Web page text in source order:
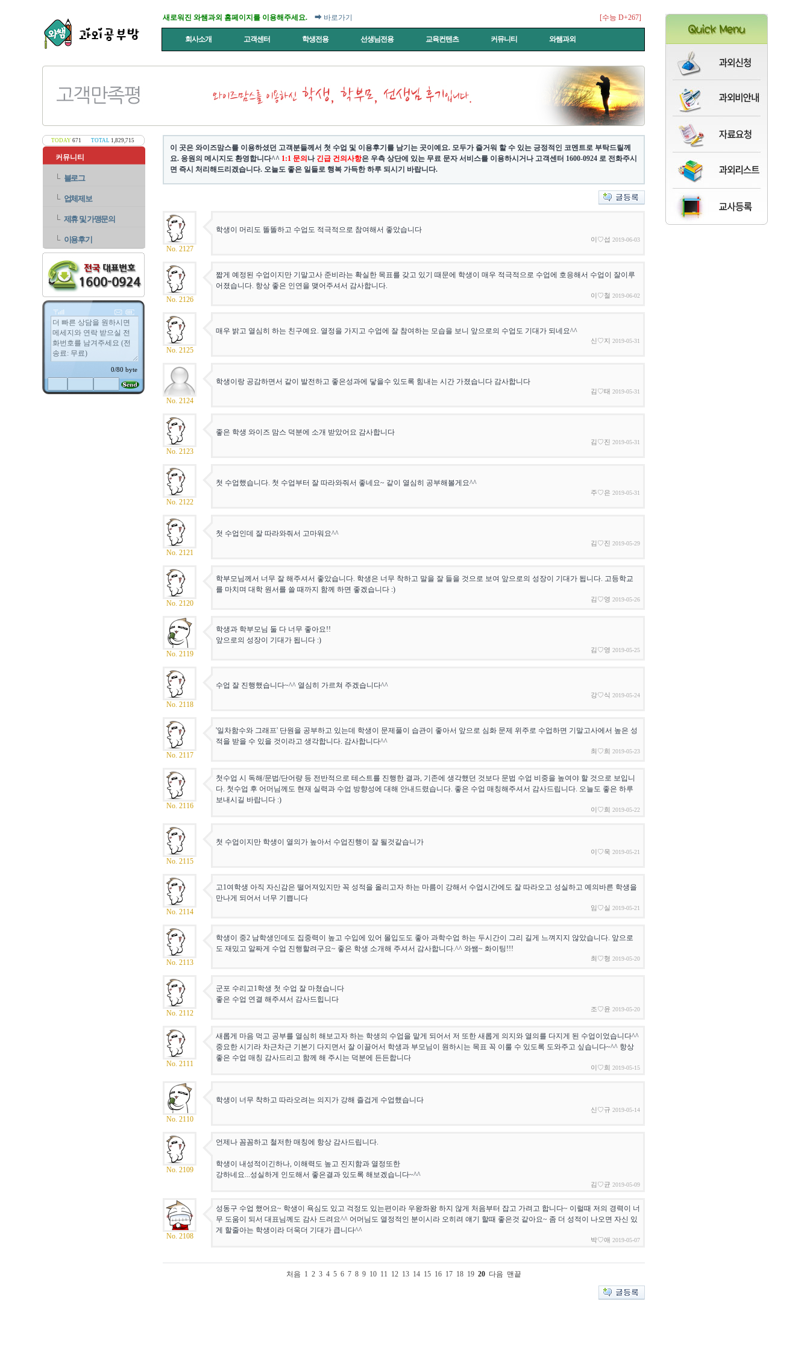
새로워진 와쌤과외 홈페이지를 이용해주세요. ➡ 바로가기 [수능 D+267]
회사소개 고객센터 학생전용 선생님전용 교육컨텐츠 커뮤니티 와쌤과외
이 곳은 와이즈맘스를 이용하셨던 고객분들께서 첫 수업 및 이용후기를 남기는 곳이예요. 모두가 즐거워 할 수 있는 긍정적인 코멘트로 부탁드릴께
요. 응원의 메시지도 환영합니다^^ 1:1 문의 나 긴급 건의사항은 우측 상단에 있는 무료 문자 서비스를 이용하시거나 고객센터 1600-0924 로 전화주시
면 즉시 처리해드리겠습니다. 오늘도 좋은 일들로 행복 가득한 하루 되시기 바랍니다.
No. 2127
학생이 머리도 똘똘하고 수업도 적극적으로 참여해서 좋았습니다
이♡섭 2019-06-03
No. 2126
짧게 예정된 수업이지만 기말고사 준비라는 확실한 목표를 갖고 있기 때문에 학생이 매우 적극적으로 수업에 호응해서 수업이 잘이루
어졌습니다. 항상 좋은 인연을 맺어주셔서 감사합니다.
이♡철 2019-06-02
No. 2125
매우 밝고 열심히 하는 친구예요. 열정을 가지고 수업에 잘 참여하는 모습을 보니 앞으로의 수업도 기대가 되네요^^
신♡지 2019-05-31
No. 2124
학생이랑 공감하면서 같이 발전하고 좋은성과에 닿을수 있도록 힘내는 시간 가졌습니다 감사합니다
김♡태 2019-05-31
No. 2123
좋은 학생 와이즈 맘스 덕분에 소개 받았어요 감사합니다
김♡진 2019-05-31
No. 2122
첫 수업했습니다. 첫 수업부터 잘 따라와줘서 좋네요~ 같이 열심히 공부해볼게요^^
주♡은 2019-05-31
No. 2121
첫 수업인데 잘 따라와줘서 고마워요^^
김♡진 2019-05-29
No. 2120
학부모님께서 너무 잘 해주셔서 좋았습니다. 학생은 너무 착하고 말을 잘 들을 것으로 보여 앞으로의 성장이 기대가 됩니다. 고등학교
를 마치며 대학 원서를 쓸 때까지 함께 하면 좋겠습니다 :)
김♡영 2019-05-26
No. 2119
학생과 학부모님 둘 다 너무 좋아요!!
앞으로의 성장이 기대가 됩니다 :)
김♡영 2019-05-25
No. 2118
수업 잘 진행했습니다~^^ 열심히 가르쳐 주겠습니다^^
강♡식 2019-05-24
No. 2117
'일차함수와 그래프' 단원을 공부하고 있는데 학생이 문제풀이 습관이 좋아서 앞으로 심화 문제 위주로 수업하면 기말고사에서 높은 성
적을 받을 수 있을 것이라고 생각합니다. 감사합니다^^
최♡희 2019-05-23
No. 2116
첫수업 시 독해/문법/단어량 등 전반적으로 테스트를 진행한 결과, 기존에 생각했던 것보다 문법 수업 비중을 높여야 할 것으로 보입니
다. 첫수업 후 어머님께도 현재 실력과 수업 방향성에 대해 안내드렸습니다. 좋은 수업 매칭해주셔서 감사드립니다. 오늘도 좋은 하루
보내시길 바랍니다 :)
이♡희 2019-05-22
No. 2115
첫 수업이지만 학생이 열의가 높아서 수업진행이 잘 될것같습니가
이♡욱 2019-05-21
No. 2114
고1여학생 아직 자신감은 떨어져있지만 꼭 성적을 올리고자 하는 마름이 강해서 수업시간에도 잘 따라오고 성실하고 예의바른 학생을
만나게 되어서 너무 기쁩니다
임♡실 2019-05-21
No. 2113
학생이 중2 남학생인데도 집중력이 높고 수입에 있어 몰입도도 좋아 과학수업 하는 두시간이 그리 길게 느껴지지 않았습니다. 앞으로
도 재밌고 알짜게 수업 진행할려구요~ 좋은 학생 소개해 주셔서 감사합니다.^^ 와쌤~ 화이팅!!!
최♡형 2019-05-20
No. 2112
군포 수리고1학생 첫 수업 잘 마쳤습니다
좋은 수업 연결 해주셔서 감사드힙니다
조♡윤 2019-05-20
No. 2111
새롭게 마음 먹고 공부를 열심히 해보고자 하는 학생의 수업을 맡게 되어서 저 또한 새롭게 의지와 열의를 다지게 된 수업이었습니다^^
중요한 시기라 차근차근 기본기 다지면서 잘 이끌어서 학생과 부모님이 원하시는 목표 꼭 이룰 수 있도록 도와주고 싶습니다~^^ 항상
좋은 수업 매칭 감사드리고 함께 해 주시는 덕분에 든든합니다
이♡희 2019-05-15
No. 2110
학생이 너무 착하고 따라오려는 의지가 강해 즐겁게 수업했습니다
신♡규 2019-05-14
No. 2109
언제나 꼼꼼하고 철저한 매칭에 항상 감사드립니다.
학생이 내성적이긴하나, 이해력도 높고 진지함과 열정또한
강하네요...성실하게 인도해서 좋은결과 있도록 해보겠습니다~^^
김♡균 2019-05-09
No. 2108
성동구 수업 했어요~ 학생이 욕심도 있고 걱정도 있는편이라 우왕좌왕 하지 않게 처음부터 잡고 가려고 합니다~ 이럴때 저의 경력이 너
무 도움이 되서 대표님께도 감사 드려요^^ 어머님도 열정적인 분이시라 오히려 얘기 할때 좋은것 같아요~ 좀 더 성적이 나오면 자신 있
게 할줄아는 학생이라 더욱더 기대가 큽니다^^
박♡애 2019-05-07
처음 1 2 3 4 5 6 7 8 9 10 11 12 13 14 15 16 17 18 19 20 다음 맨끝
TODAY 671 TOTAL 1,829,715
커뮤니티
└ 블로그
└ 업체제보
└ 제휴 및 가맹문의
└ 이용후기